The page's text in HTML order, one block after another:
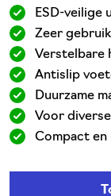
ESD-veilige
Zeer
Verstelbare
Antislip
Duurzame
Voor
Compact